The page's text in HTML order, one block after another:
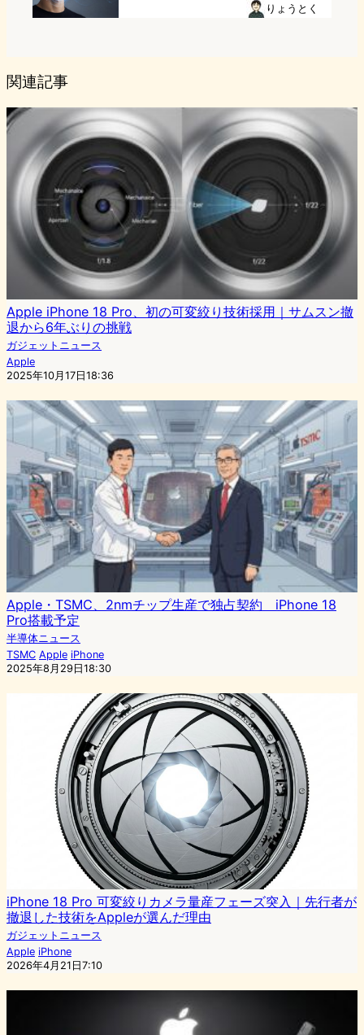
りょうとく
関連記事
Apple iPhone 18 Pro、初の可変絞り技術採用｜サムスン撤
退から6年ぶりの挑戦
ガジェットニュース
Apple
2025年10月17日18:36
Apple・TSMC、2nmチップ生産で独占契約 iPhone 18
Pro搭載予定
半導体ニュース
TSMC Apple iPhone
2025年8月29日18:30
iPhone 18 Pro 可変絞りカメラ量産フェーズ突入｜先行者が
撤退した技術をAppleが選んだ理由
ガジェットニュース
Apple iPhone
2026年4月21日7:10